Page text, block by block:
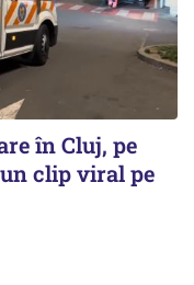
în Cluj, pe
clip viral pe